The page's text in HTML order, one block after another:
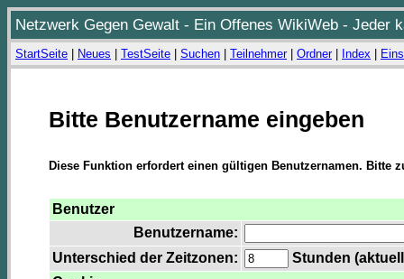
Netzwerk Gegen Gewalt - Ein Offenes WikiWeb - Jeder
StartSeite Neues TestSeite Suchen Teilnehmer| Ordner| Index
Bitte Benutzername eingeben
Diese Funktion erfordert einen gültigen Benutzernamen. Bitte
Benutzer
Benutzername:
Unterschied der Zeitzonen:
Stunden